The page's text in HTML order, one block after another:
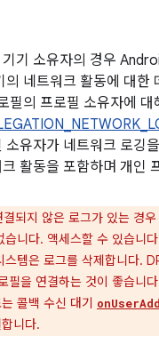
기 소유자의 경우
의 네트워크 활동에 대한
필의 프로필 소유자에
소유자가 네트워크 로깅
활동을 포함하며 개인
결되지 않은 로그가 있는 경
습니다. 액세스할 수 있습니
스템은 로그를 삭제합니다.
필을 연결하는 것이 좋습니
콜백 수신 대기
니다.